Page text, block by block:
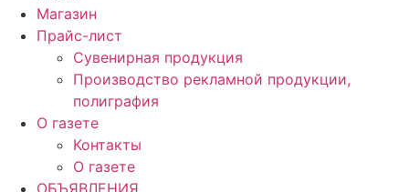
Магазин
Прайс-лист
Сувенирная продукция
Производство рекламной продукции,
полиграфия
О газете
Контакты
О газете
ОБЪЯВЛЕНИЯ